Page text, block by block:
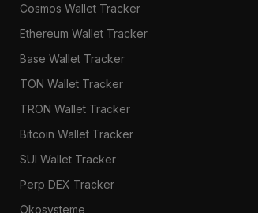
Cosmos Wallet Tracker
Ethereum Wallet Tracker
Base Wallet Tracker
TON Wallet Tracker
TRON Wallet Tracker
Bitcoin Wallet Tracker
SUI Wallet Tracker
Perp DEX Tracker
Ökosysteme